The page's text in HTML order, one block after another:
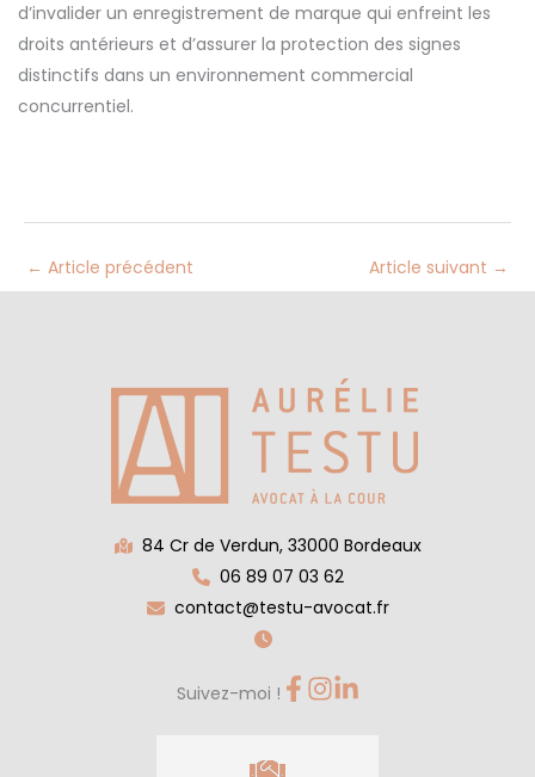
d’invalider un enregistrement de marque qui enfreint les
droits antérieurs et d’assurer la protection des signes
distinctifs dans un environnement commercial
concurrentiel.
← Article précédent Article suivant →
84 Cr de Verdun, 33000 Bordeaux
06 89 07 03 62
contact@testu-avocat.fr
Suivez-moi !